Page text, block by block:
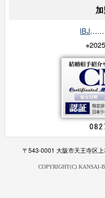
IBJ……
〒543-0001 大阪市天王寺区
COPYRIGHT(C) KANSAI-